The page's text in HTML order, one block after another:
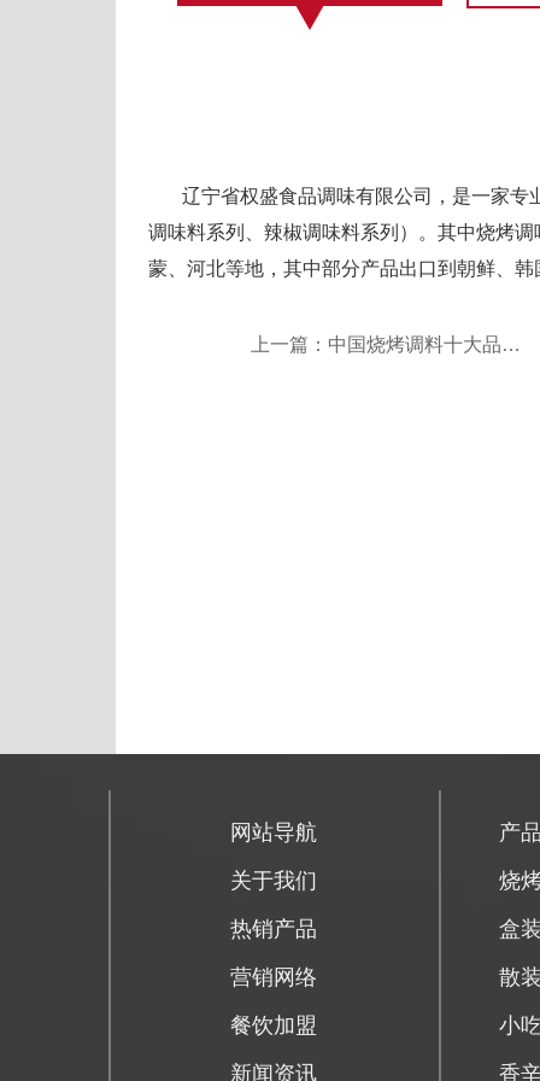
辽宁省权盛食品调味有限公司，是一家专
调味料系列、辣椒调味料系列）。其中烧烤
蒙、河北等地，其中部分产品出口到朝鲜、
上一篇：中国烧烤调料十大品牌排行榜
网站导航
关于我们
热销产品
营销网络
餐饮加盟
新闻资讯
产
烧
盒
散
小
香